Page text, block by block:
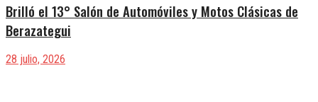
Brilló el 13° Salón de Automóviles y Motos Clásicas de
Berazategui
28 julio, 2026